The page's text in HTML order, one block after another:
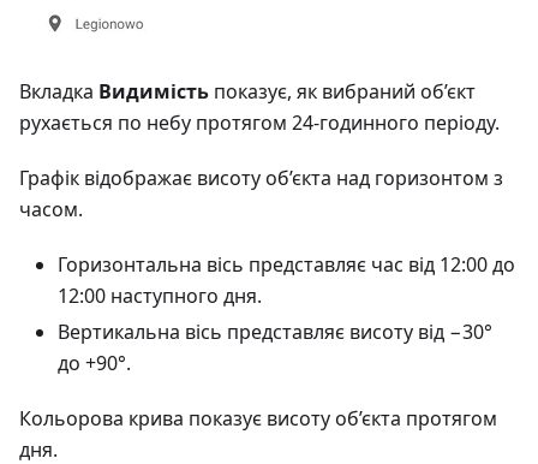
Вкладка Видимість показує, як вибраний об’єкт
рухається по небу протягом 24-годинного періоду.
Графік відображає висоту об’єкта над горизонтом з
часом.
Горизонтальна вісь представляє час від 12:00 до
12:00 наступного дня.
Вертикальна вісь представляє висоту від −30°
до +90°.
Кольорова крива показує висоту об’єкта протягом
дня.